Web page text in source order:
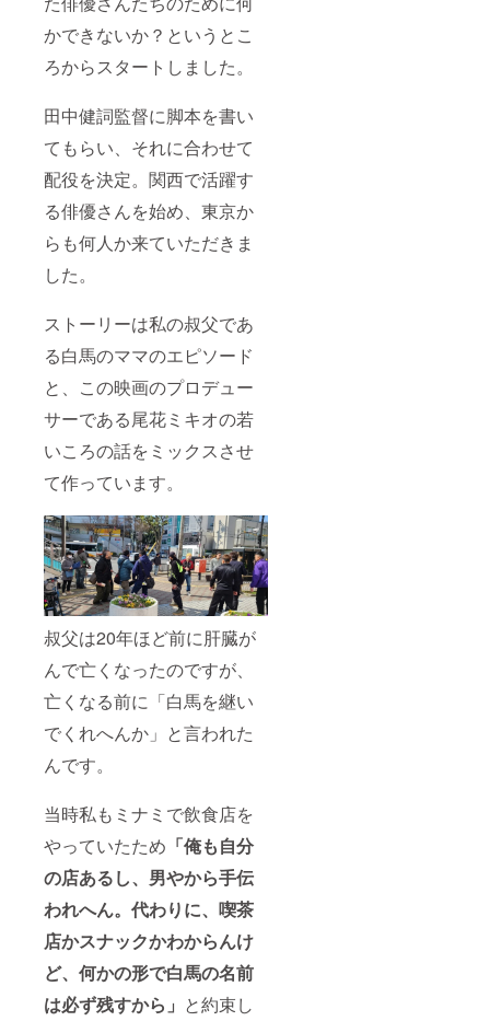
かできないか？というとこ
ろからスタートしました。
田中健詞監督に脚本を書い
てもらい、それに合わせて
配役を決定。関西で活躍す
る俳優さんを始め、東京か
らも何人か来ていただきま
した。
ストーリーは私の叔父であ
る白馬のママのエピソード
と、この映画のプロデュー
サーである尾花ミキオの若
いころの話をミックスさせ
て作っています。
叔父は20年ほど前に肝臓が
んで亡くなったのですが、
亡くなる前に「白馬を継い
でくれへんか」と言われた
んです。
当時私もミナミで飲食店を
やっていたため 「俺も自分
の店あるし、男やから手伝
われへん。代わりに、喫茶
店かスナックかわからんけ
ど、何かの形で白馬の名前
は必ず残すから」 と約束し